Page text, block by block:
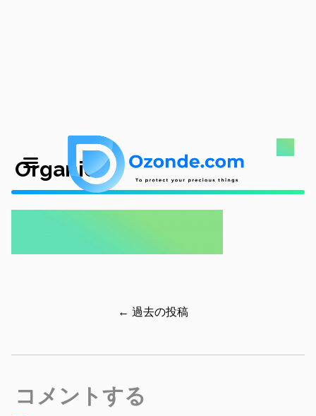
Organic
← 過去の投稿
コメントする